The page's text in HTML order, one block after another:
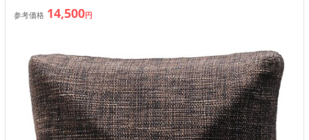
参考価格 14,500円